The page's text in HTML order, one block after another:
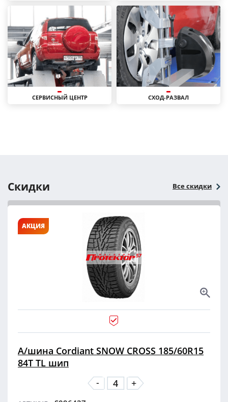
СЕРВИСНЫЙ ЦЕНТР СХОД-РАЗВАЛ
Скидки Все скидки
АКЦИЯ
А/шина Cordiant SNOW CROSS 185/60R15
84T TL шип
-
+